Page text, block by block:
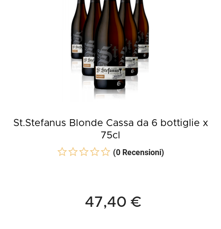
St.Stefanus Blonde Cassa da 6 bottiglie x
75cl
(0 Recensioni)
47,40 €